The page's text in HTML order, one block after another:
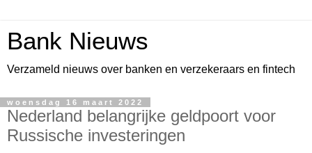
Bank Nieuws
Verzameld nieuws over banken en verzekeraars en fintech
woensdag 16 maart 2022
Nederland belangrijke geldpoort voor
Russische investeringen